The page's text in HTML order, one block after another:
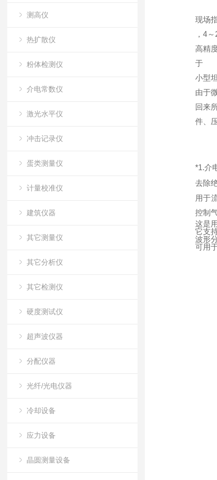
测高仪
热扩散仪
粉体检测仪
介电常数仪
激光水平仪
冲击记录仪
蛋类测量仪
计量校准仪
建筑仪器
其它测量仪
其它分析仪
其它检测仪
硬度测试仪
超声波仪器
分配仪器
光纤/光电仪器
冷却设备
应力设备
晶圆测量设备
现场
，4
高精
于
小型
由于
回来
件、
*1.介
去除
用于
控制
这是
它支
波形
可用